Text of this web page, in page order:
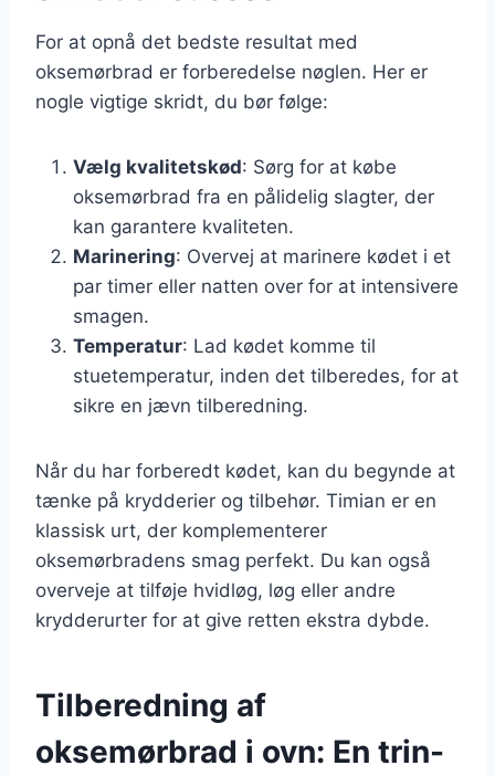
For at opnå det bedste resultat med
oksemørbrad er forberedelse nøglen. Her er
nogle vigtige skridt, du bør følge:
Vælg kvalitetskød: Sørg for at købe
oksemørbrad fra en pålidelig slagter, der
kan garantere kvaliteten.
Marinering: Overvej at marinere kødet i et
par timer eller natten over for at intensivere
smagen.
Temperatur: Lad kødet komme til
stuetemperatur, inden det tilberedes, for at
sikre en jævn tilberedning.
Når du har forberedt kødet, kan du begynde at
tænke på krydderier og tilbehør. Timian er en
klassisk urt, der komplementerer
oksemørbradens smag perfekt. Du kan også
overveje at tilføje hvidløg, løg eller andre
krydderurter for at give retten ekstra dybde.
Tilberedning af
oksemørbrad i ovn: En trin-